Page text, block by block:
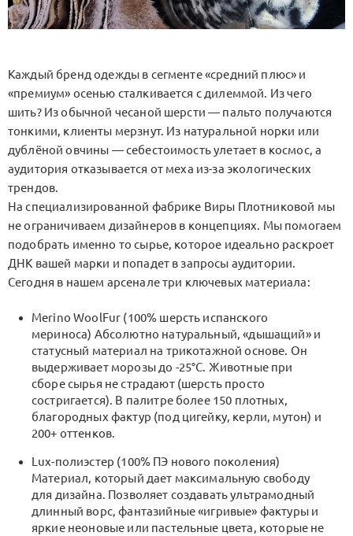
Каждый бренд одежды в сегменте «средний плюс» и
«премиум» осенью сталкивается с дилеммой. Из чего
шить? Из обычной чесаной шерсти — пальто получаются
тонкими, клиенты мерзнут. Из натуральной норки или
дублёной овчины — себестоимость улетает в космос, а
аудитория отказывается от меха из-за экологических
трендов.
На специализированной фабрике Виры Плотниковой мы
не ограничиваем дизайнеров в концепциях. Мы помогаем
подобрать именно то сырье, которое идеально раскроет
ДНК вашей марки и попадет в запросы аудитории.
Сегодня в нашем арсенале три ключевых материала:
Merino WoolFur (100% шерсть испанского
мериноса) Абсолютно натуральный, «дышащий» и
статусный материал на трикотажной основе. Он
выдерживает морозы до -25°C. Животные при
сборе сырья не страдают (шерсть просто
состригается). В палитре более 150 плотных,
благородных фактур (под цигейку, керли, мутон) и
200+ оттенков.
Lux-полиэстер (100% ПЭ нового поколения)
Материал, который дает максимальную свободу
для дизайна. Позволяет создавать ультрамодный
длинный ворс, фантазийные «игривые» фактуры и
яркие неоновые или пастельные цвета, которые не